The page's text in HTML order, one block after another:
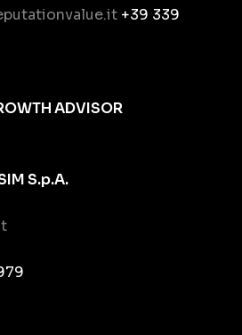
+39 339
ADVISOR
S.p.A.